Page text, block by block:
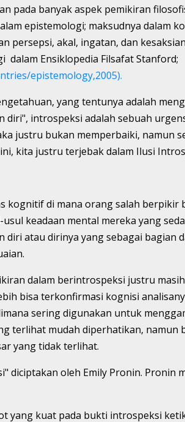
pada banyak aspek pemikiran
epistemologi; maksudnya dalam
persepsi, akal, ingatan, dan
dalam Ensiklopedia Filsafat Stanford;
epistemology,2005).
yang tentunya adalah
diri", introspeksi adalah sebuah
justru bukan memperbaiki, namun
kita justru terjebak dalam Ilusi
kognitif di mana orang salah berpikir
keadaan mental mereka yang
diri atau dirinya yang sebagai bagian
dalam berintrospeksi justru
bisa terkonfirmasi kognisi
sering digunakan untuk
terlihat mudah diperhatikan, namun
yang tidak terlihat.
diciptakan oleh Emily Pronin. Pronin
yang kuat pada bukti introspeksi